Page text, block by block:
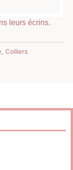
leurs écrins.
, Colliers